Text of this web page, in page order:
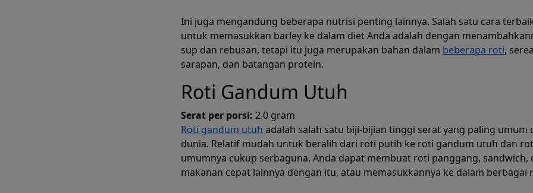
Ini juga mengandung beberapa nutrisi penting lainnya. Salah satu cara
untuk memasukkan barley ke dalam diet Anda adalah dengan
sup dan rebusan, tetapi itu juga merupakan bahan dalam beberapa roti,
sarapan, dan batangan protein.
Roti Gandum Utuh
Serat per porsi: 2.0 gram
Roti gandum utuh adalah salah satu biji-bijian tinggi serat yang paling umum
dunia. Relatif mudah untuk beralih dari roti putih ke roti gandum utuh dan
umumnya cukup serbaguna. Anda dapat membuat roti panggang, sandwich,
makanan cepat lainnya dengan itu, atau memasukkannya ke dalam berbagai